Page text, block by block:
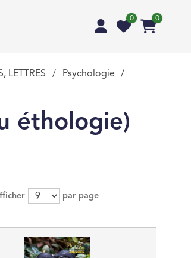
0 0
LETTRES / Psychologie
/
éthologie)
par page